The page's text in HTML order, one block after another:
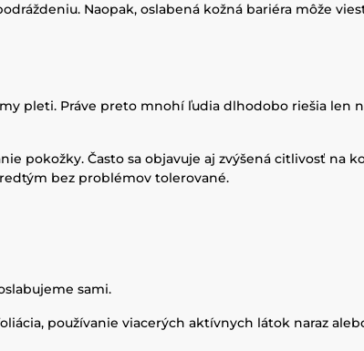
Naopak, oslabená kožná bariéra môže
pleti. Práve preto mnohí ľudia dlhodobo riešia len
pokožky. Často sa objavuje aj zvýšená citlivosť na
bez problémov tolerované.
sami.
používanie viacerých aktívnych látok naraz